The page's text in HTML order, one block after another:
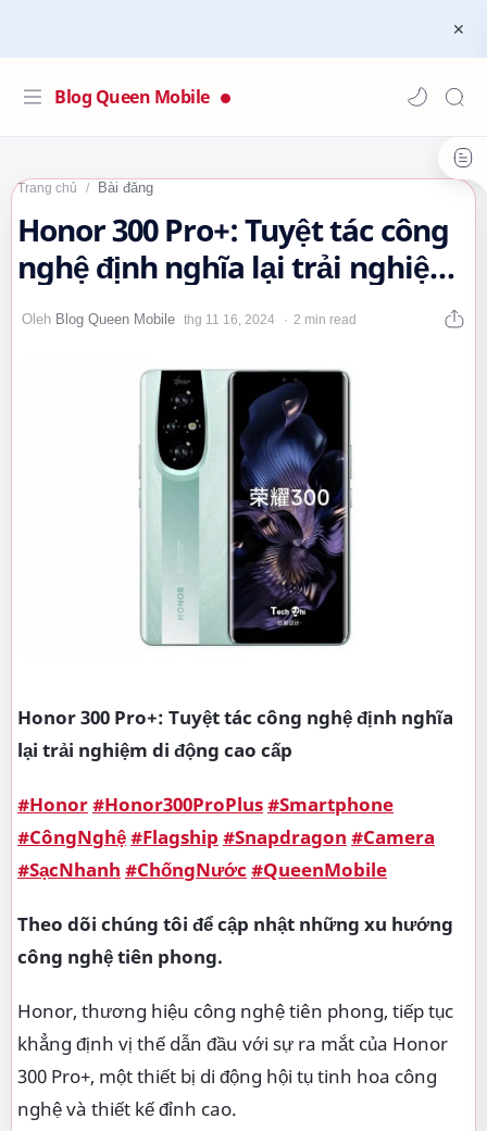
Blog Queen Mobile
Trang chủ Bài đăng
Honor 300 Pro+: Tuyệt tác công
nghệ định nghĩa lại trải nghiệm
di động cao cấp #Honor…
2 min read
Honor 300 Pro+: Tuyệt tác công nghệ định nghĩa
lại trải nghiệm di động cao cấp
#Honor#Honor300ProPlus#Smartphone
#CôngNghệ#Flagship #Snapdragon #Camera
#SạcNhanh #ChốngNước #QueenMobile
Theo dõi chúng tôi để cập nhật những xu hướng
công nghệ tiên phong.
Honor, thương hiệu công nghệ tiên phong, tiếp tục
khẳng định vị thế dẫn đầu với sự ra mắt của Honor
300 Pro+, một thiết bị di động hội tụ tinh hoa công
nghệ và thiết kế đỉnh cao.